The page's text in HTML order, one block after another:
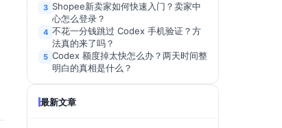
3 Shopee新卖家如何快速入门？卖家中
心怎么登录？
4 不花一分钱跳过 Codex 手机验证？方
法真的来了吗？
5 Codex 额度掉太快怎么办？两天时间整
明白的真相是什么？
最新文章